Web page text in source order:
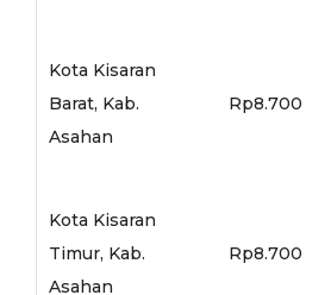
Kota Kisaran
Barat, Kab.
Asahan
Rp8.700
Kota Kisaran
Timur, Kab.
Asahan
Rp8.700